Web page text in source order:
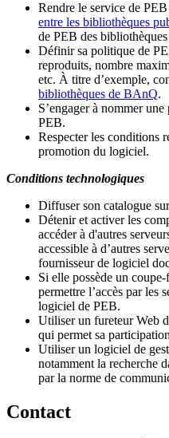
Rendre le service de
entre les bibliothèques
de PEB des bibliothèques
Définir sa politique de
reproduits, nombre
etc. À titre d’exemple,
bibliothèques de BAnQ.
S’engager à nommer une
PEB.
Respecter les conditions
promotion du logiciel.
Conditions technologiques
Diffuser son catalogue
Détenir et activer les
accéder à d'autres
accessible à d’autres
fournisseur de logiciel
Si elle possède un
permettre l’accès par les
logiciel de PEB.
Utiliser un fureteur Web d
qui permet sa
Utiliser un logiciel de
notamment la recherche
par la norme de
Contact